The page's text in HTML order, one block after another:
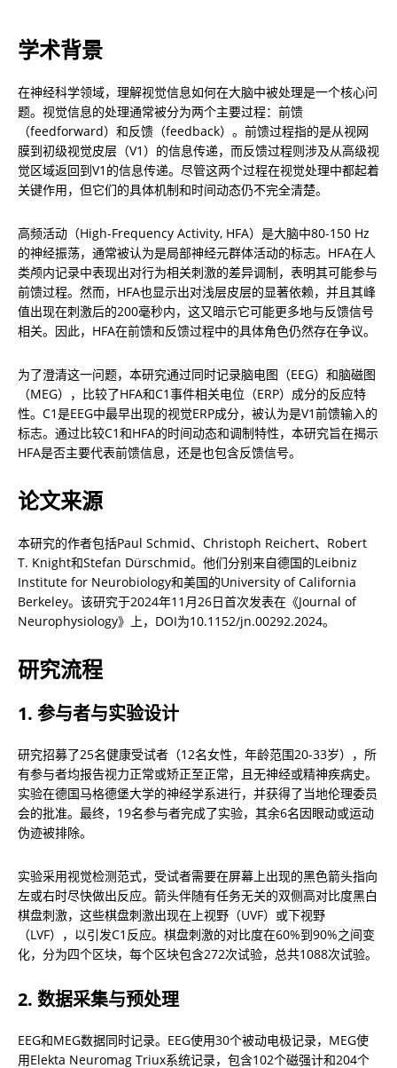
学术背景
在神经科学领域，理解视觉信息如何在大脑中被处理是一个核心问
题。视觉信息的处理通常被分为两个主要过程：前馈
（feedforward）和反馈（feedback）。前馈过程指的是从视网
膜到初级视觉皮层（V1）的信息传递，而反馈过程则涉及从高级视
觉区域返回到V1的信息传递。尽管这两个过程在视觉处理中都起着
关键作用，但它们的具体机制和时间动态仍不完全清楚。
高频活动（High-Frequency Activity, HFA）是大脑中80-150 Hz
的神经振荡，通常被认为是局部神经元群体活动的标志。HFA在人
类颅内记录中表现出对行为相关刺激的差异调制，表明其可能参与
前馈过程。然而，HFA也显示出对浅层皮层的显著依赖，并且其峰
值出现在刺激后的200毫秒内，这又暗示它可能更多地与反馈信号
相关。因此，HFA在前馈和反馈过程中的具体角色仍然存在争议。
为了澄清这一问题，本研究通过同时记录脑电图（EEG）和脑磁图
（MEG），比较了HFA和C1事件相关电位（ERP）成分的反应特
性。C1是EEG中最早出现的视觉ERP成分，被认为是V1前馈输入的
标志。通过比较C1和HFA的时间动态和调制特性，本研究旨在揭示
HFA是否主要代表前馈信息，还是也包含反馈信号。
论文来源
本研究的作者包括Paul Schmid、Christoph Reichert、Robert
T. Knight和Stefan Dürschmid。他们分别来自德国的Leibniz
Institute for Neurobiology和美国的University of California
Berkeley。该研究于2024年11月26日首次发表在《Journal of
Neurophysiology》上，DOI为10.1152/jn.00292.2024。
研究流程
1. 参与者与实验设计
研究招募了25名健康受试者（12名女性，年龄范围20-33岁），所
有参与者均报告视力正常或矫正至正常，且无神经或精神疾病史。
实验在德国马格德堡大学的神经学系进行，并获得了当地伦理委员
会的批准。最终，19名参与者完成了实验，其余6名因眼动或运动
伪迹被排除。
实验采用视觉检测范式，受试者需要在屏幕上出现的黑色箭头指向
左或右时尽快做出反应。箭头伴随有任务无关的双侧高对比度黑白
棋盘刺激，这些棋盘刺激出现在上视野（UVF）或下视野
（LVF），以引发C1反应。棋盘刺激的对比度在60%到90%之间变
化，分为四个区块，每个区块包含272次试验，总共1088次试验。
2. 数据采集与预处理
EEG和MEG数据同时记录。EEG使用30个被动电极记录，MEG使
用Elekta Neuromag Triux系统记录，包含102个磁强计和204个